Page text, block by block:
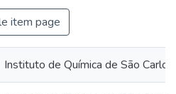
item page
Instituto de Química de São